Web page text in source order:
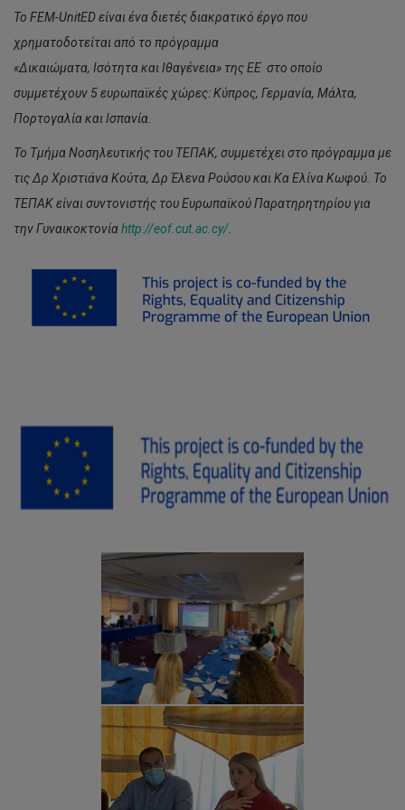
Το FEM-UnitED είναι ένα διετές διακρατικό έργο που
χρηματοδοτείται από το πρόγραμμα
«Δικαιώματα, Ισότητα και Ιθαγένεια» της ΕΕ στο οποίο
συμμετέχουν 5 ευρωπαϊκές χώρες: Κύπρος, Γερμανία, Μάλτα,
Πορτογαλία και Ισπανία.
Το Τμήμα Νοσηλευτικής του ΤΕΠΑΚ, συμμετέχει στο πρόγραμμα με
τις Δρ Χριστιάνα Κούτα, Δρ Έλενα Ρούσου και Κα Ελίνα Κωφού. Το
ΤΕΠΑΚ είναι συντονιστής του Ευρωπαϊκού Παρατηρητηρίου για
την Γυναικοκτονία http://eof.cut.ac.cy/